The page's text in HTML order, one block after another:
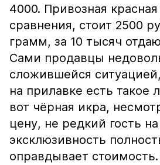
4000. Привозная
сравнения, стоит 2500
грамм, за 10 тысяч
Сами продавцы
сложившейся
на прилавке есть такое
вот чёрная икра,
цену, не редкий гость
эксклюзивность
оправдывает